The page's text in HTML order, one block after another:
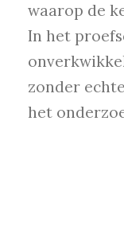
waarop de
In het
zonder
het